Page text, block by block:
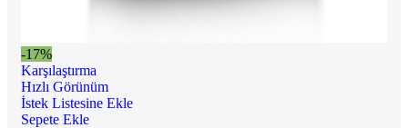
-17%
Karşılaştırma
Hızlı Görünüm
İstek Listesine Ekle
Sepete Ekle